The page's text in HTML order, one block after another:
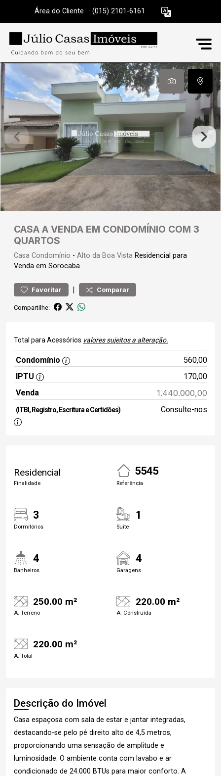
Área do Cliente (015) 2101-6161
CASA A VENDA EM CONDOMÍNIO COM 3
QUARTOS
Casa Condomínio - Alto da Boa Vista Residencial para
Venda em Sorocaba
Favoritar | Comparar
Compartilhe:
Total para Acessórios valores sujeitos a alteração.
Condomínio
560,00
IPTU
170,00
Venda
1.440.000,00
(ITBI, Registro, Escritura e Certidões) Consulte-nos
Residencial
Finalidade
5545
Referência
3
Dormitórios
1
Suite
4
Banheiros
4
Garagens
250.00 m²
A. Terreno
220.00 m²
A. Construída
220.00 m²
A. Total
Descrição do Imóvel
Casa espaçosa com sala de estar e jantar integradas,
destacando-se pelo pé direito alto de 4,5 metros,
proporcionando uma sensação de amplitude e
luminosidade. O ambiente conta com lavabo e ar
condicionado de 24.000 BTUs para maior conforto. A